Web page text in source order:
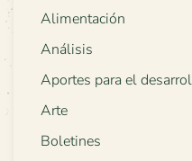
Alimentación
Análisis
Aportes para el
Arte
Boletines